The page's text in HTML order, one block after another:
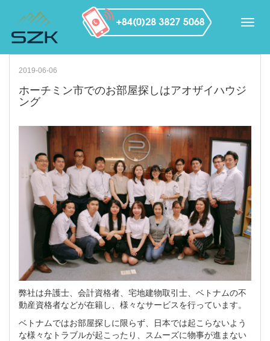
2019-06-06
ホーチミン市でのお部屋探しはアオザイハウジ
ング
弊社は弁護士、会計資格者、宅地建物取引士、ベトナムの不
動産資格者などが在籍し、様々なサービスを行っています。
ベトナムではお部屋探しに限らず、日本では起こらないよう
な様々なトラブルが起こったり、スムーズに物事が進まない